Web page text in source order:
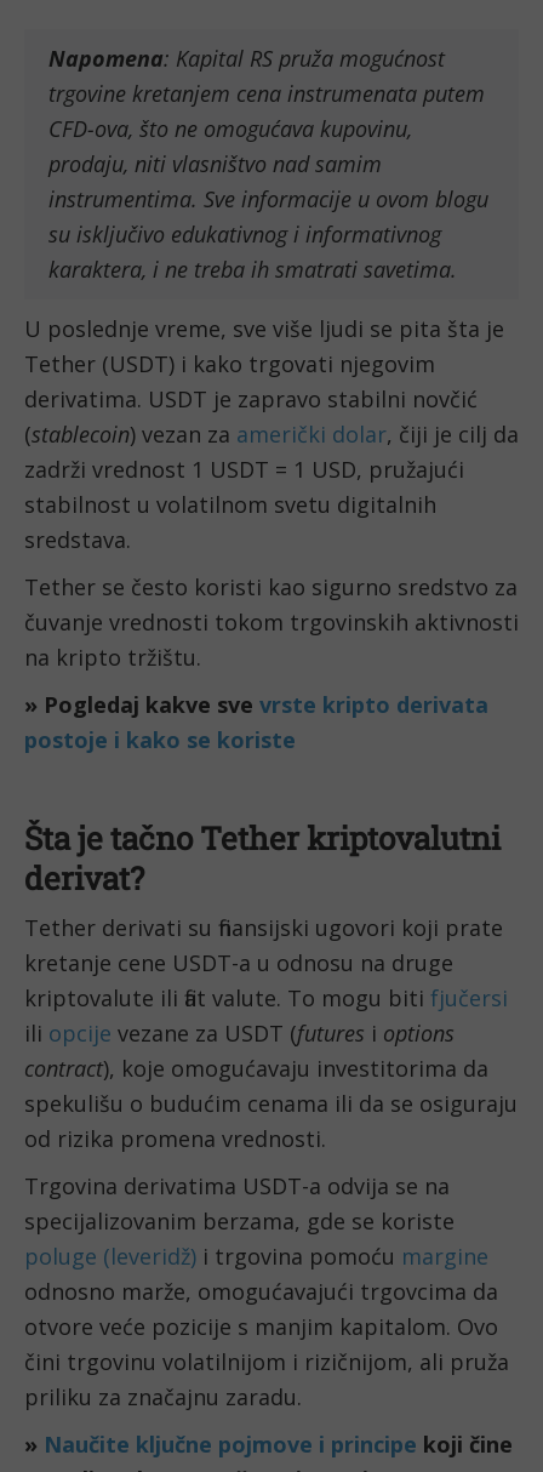
Napomena: Kapital RS pruža mogućnost
trgovine kretanjem cena instrumenata putem
CFD-ova, što ne omogućava kupovinu,
prodaju, niti vlasništvo nad samim
instrumentima. Sve informacije u ovom blogu
su isključivo edukativnog i informativnog
karaktera, i ne treba ih smatrati savetima.
U poslednje vreme, sve više ljudi se pita šta je
Tether (USDT) i kako trgovati njegovim
derivatima. USDT je zapravo stabilni novčić
(stablecoin) vezan za američki dolar, čiji je cilj da
zadrži vrednost 1 USDT = 1 USD, pružajući
stabilnost u volatilnom svetu digitalnih
sredstava.
Tether se često koristi kao sigurno sredstvo za
čuvanje vrednosti tokom trgovinskih aktivnosti
na kripto tržištu.
» Pogledaj kakve sve vrste kripto derivata
postoje i kako se koriste
Šta je tačno Tether kriptovalutni
derivat?
Tether derivati su finansijski ugovori koji prate
kretanje cene USDT-a u odnosu na druge
kriptovalute ili fiat valute. To mogu biti fjučersi
ili opcije vezane za USDT (futures i options
contract), koje omogućavaju investitorima da
spekulišu o budućim cenama ili da se osiguraju
od rizika promena vrednosti.
Trgovina derivatima USDT-a odvija se na
specijalizovanim berzama, gde se koriste
poluge (leveridž) i trgovina pomoću margine
odnosno marže, omogućavajući trgovcima da
otvore veće pozicije s manjim kapitalom. Ovo
čini trgovinu volatilnijom i rizičnijom, ali pruža
priliku za značajnu zaradu.
» Naučite ključne pojmove i principe koji čine